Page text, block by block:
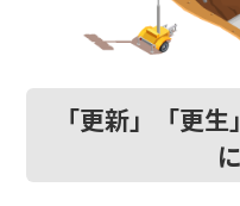
「更新」「更